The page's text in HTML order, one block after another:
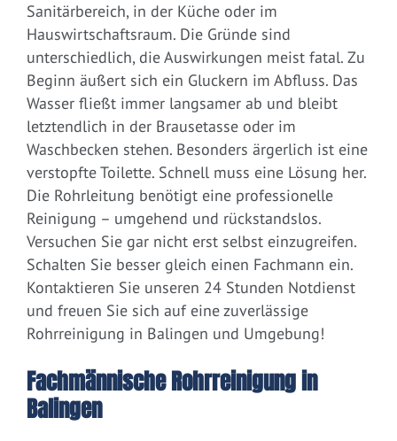
Sanitärbereich, in der Küche oder im
Hauswirtschaftsraum. Die Gründe sind
unterschiedlich, die Auswirkungen meist fatal. Zu
Beginn äußert sich ein Gluckern im Abfluss. Das
Wasser fließt immer langsamer ab und bleibt
letztendlich in der Brausetasse oder im
Waschbecken stehen. Besonders ärgerlich ist eine
verstopfte Toilette. Schnell muss eine Lösung her.
Die Rohrleitung benötigt eine professionelle
Reinigung – umgehend und rückstandslos.
Versuchen Sie gar nicht erst selbst einzugreifen.
Schalten Sie besser gleich einen Fachmann ein.
Kontaktieren Sie unseren 24 Stunden Notdienst
und freuen Sie sich auf eine zuverlässige
Rohrreinigung in Balingen und Umgebung!
Fachmännische Rohrreinigung in
Balingen